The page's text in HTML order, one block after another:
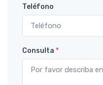
Teléfono
Consulta *